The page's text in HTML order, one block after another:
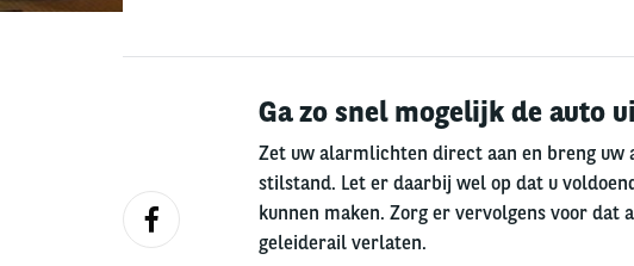
Ga zo snel mogelijk de auto
Zet uw alarmlichten direct aan en breng
stilstand. Let er daarbij wel op dat u
kunnen maken. Zorg er vervolgens voor dat
geleiderail verlaten.